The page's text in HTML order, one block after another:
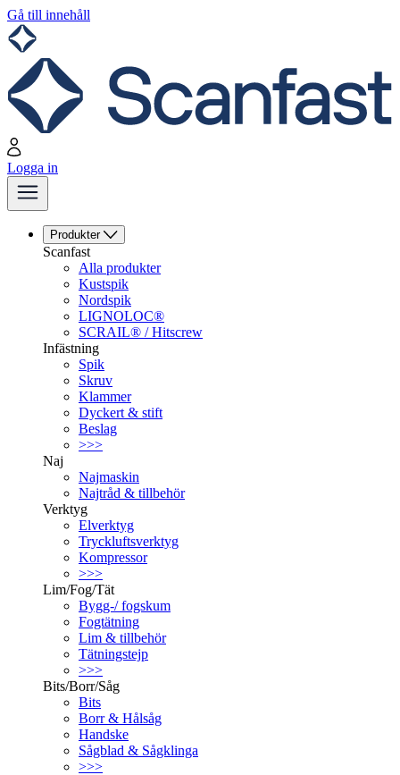
Gå till innehåll
Logga in
Produkter
Scanfast
Alla produkter
Kustspik
Nordspik
LIGNOLOC®
SCRAIL® / Hitscrew
Infästning
Spik
Skruv
Klammer
Dyckert & stift
Beslag
>>>
Naj
Najmaskin
Najtråd & tillbehör
Verktyg
Elverktyg
Tryckluftsverktyg
Kompressor
>>>
Lim/Fog/Tät
Bygg-/ fogskum
Fogtätning
Lim & tillbehör
Tätningstejp
>>>
Bits/Borr/Såg
Bits
Borr & Hålsåg
Handske
Sågblad & Sågklinga
>>>